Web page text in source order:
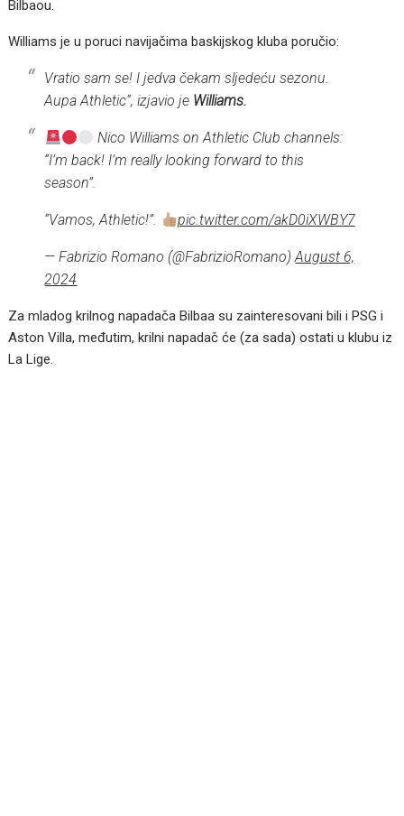
Bilbaou.
Williams je u poruci navijačima baskijskog kluba poručio:
Vratio sam se! I jedva čekam sljedeću sezonu.
Aupa Athletic“, izjavio je Williams.
Nico Williams on Athletic Club channels:
“I’m back! I’m really looking forward to this
season”.
“Vamos, Athletic!”. pic.twitter.com/akD0iXWBY7
— Fabrizio Romano (@FabrizioRomano)August 6,
2024
Za mladog krilnog napadača Bilbaa su zainteresovani bili i PSG i
Aston Villa, međutim, krilni napadač će (za sada) ostati u klubu iz
La Lige.